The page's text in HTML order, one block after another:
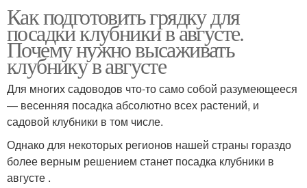
Как подготовить грядку для
посадки клубники в августе.
Почему нужно высаживать
клубнику в августе
Для многих садоводов что-то само собой разумеющееся
— весенняя посадка абсолютно всех растений, и
садовой клубники в том числе.
Однако для некоторых регионов нашей страны гораздо
более верным решением станет посадка клубники в
августе .